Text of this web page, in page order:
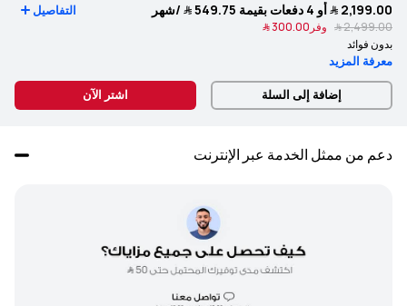
2,199.00 ﷼ 549.75 ﷼ /شهر التفاصيل
2,499.00 ﷼ وفر 300.00 ﷼
بدون فوائد
معرفة المزيد
إضافة إلى السلة اشتر الآن
دعم من ممثل الخدمة عبر الإنترنت